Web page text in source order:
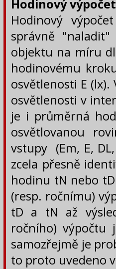
Hodinový
Hodinový
správně
objektu na míru
hodinovému
osvětlenosti E
osvětlenosti v
je i průměrná
osvětlovanou
vstupy (Em, E,
zcela přesně
hodinu tN nebo
(resp. ročnímu)
tD a tN až
ročního)
samozřejmě je
to proto uvedeno